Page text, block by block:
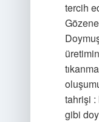
tercih
tahrişi :
gibi